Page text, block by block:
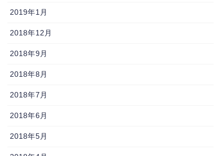
2019年1月
2018年12月
2018年9月
2018年8月
2018年7月
2018年6月
2018年5月